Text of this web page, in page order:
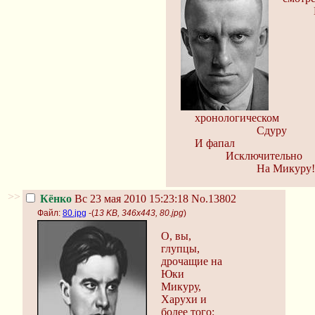
хронологическом
Сдуру
И фапал
Исключительно
На Микуру!
>> Кёнко Вс 23 мая 2010 15:23:18 No.13802
Файл: 80.jpg -(13 KB, 346x443, 80.jpg)
О, вы,
глупцы,
дрочащие на
Юки
Микуру,
Харухи и
более того: